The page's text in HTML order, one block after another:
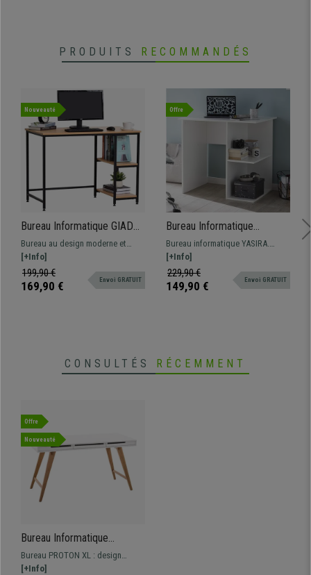
PRODUITS RECOMMANDÉS
Nouveauté
Bureau Informatique GIADA,
106x50x76cm, Design
Exclusif, en Métal et Bois
Bureau au design moderne et
élégant. Grande qualité de
fabrication, conception en bois et
en métal à haute résistance.
[+Info]
199,90 €
169,90 € Envoi GRATUIT
Offre
Bureau Informatique
YASIRA, Dimensions
82x60x76cm, en Bois,
couleur Blanc
Bureau informatique YASIRA.
Dimensions 82x60x76cm de
hauteur. Design compact et
grande qualité, solide et robuste.
[+Info]
229,90 €
149,90 € Envoi GRATUIT
CONSULTÉS RÉCEMMENT
Offre
Nouveauté
Bureau Informatique
PROTON XL, 140x60x75
cm, en Bois, Blanc et Chêne
Bureau PROTON XL : design
moderne et pratique, grande
[+Info]